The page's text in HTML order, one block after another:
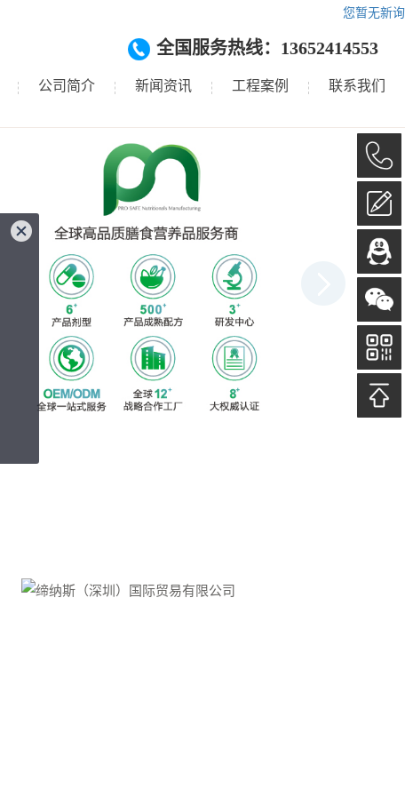
您暂无新
公司简介 新闻资讯 工程案例 联系我们
全国服务热线：13652414553